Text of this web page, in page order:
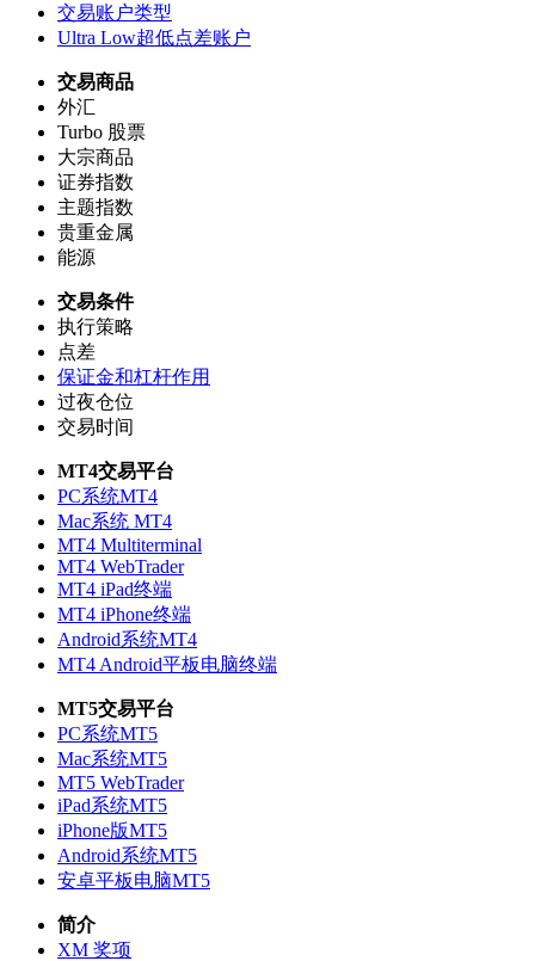
交易账户类型
Ultra Low超低点差账户
交易商品
外汇
Turbo 股票
大宗商品
证券指数
主题指数
贵重金属
能源
交易条件
执行策略
点差
保证金和杠杆作用
过夜仓位
交易时间
MT4交易平台
PC系统MT4
Mac系统 MT4
MT4 Multiterminal
MT4 WebTrader
MT4 iPad终端
MT4 iPhone终端
Android系统MT4
MT4 Android平板电脑终端
MT5交易平台
PC系统MT5
Mac系统MT5
MT5 WebTrader
iPad系统MT5
iPhone版MT5
Android系统MT5
安卓平板电脑MT5
简介
XM 奖项